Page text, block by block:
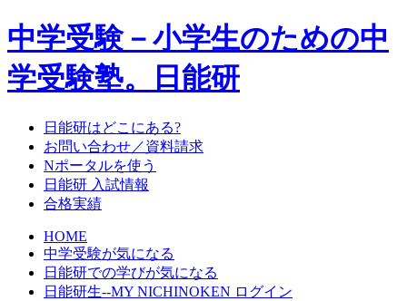
中学受験－小学生のための中
学受験塾。日能研
日能研はどこにある?
お問い合わせ／資料請求
Nポータルを使う
日能研 入試情報
合格実績
HOME
中学受験が気になる
日能研での学びが気になる
日能研生--MY NICHINOKEN ログイン